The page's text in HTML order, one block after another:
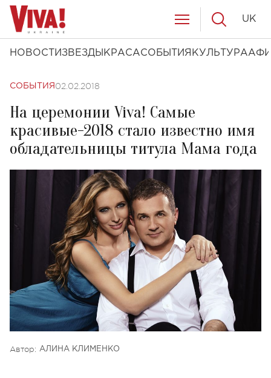
НОВОСТИ ЗВЕЗДЫ КРАСАСОБЫТИЯ КУЛЬТУРА
UK
СОБЫТИЯ 02.02.2018
На церемонии Viva! Самые
красивые-2018 стало известно имя
обладательницы титула Мама года
Автор: АЛИНА КЛИМЕНКО